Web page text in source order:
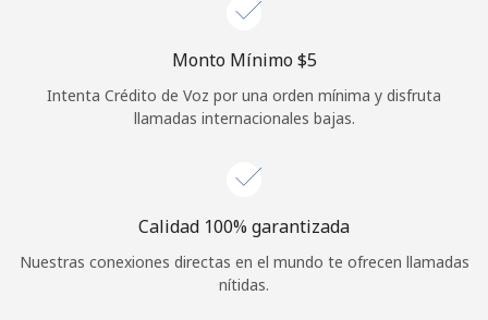
Monto Mínimo ⁦$5⁩
Intenta Crédito de Voz por una orden mínima y disfruta
llamadas internacionales bajas.
Calidad 100% garantizada
Nuestras conexiones directas en el mundo te ofrecen llamadas
nítidas.